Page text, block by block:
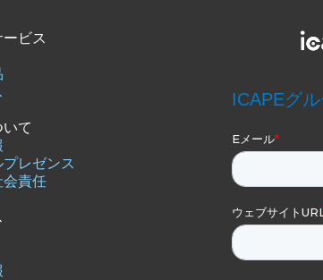
ビス
て
レゼンス
会責任